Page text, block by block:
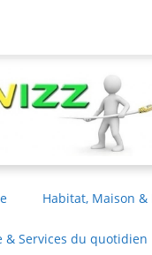
Habitat, Maison
& Services du quotidien